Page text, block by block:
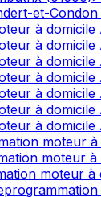
et-Condon
à domicile
à domicile
à domicile
à domicile
à domicile
à domicile
à domicile
moteur à
moteur à
moteur à